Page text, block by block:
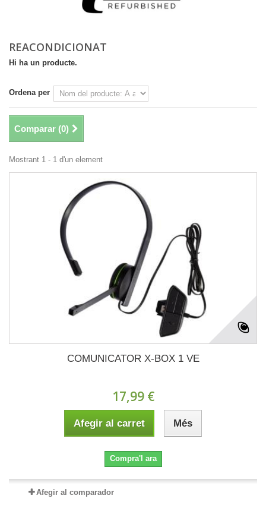
REACONDICIONAT
Hi ha un producte.
Ordena per
Comparar (0)
Mostrant 1 - 1 d'un element
COMUNICATOR X-BOX 1 VE
17,99 €
Afegir al carret Més
Compra'l ara
Afegir al comparador